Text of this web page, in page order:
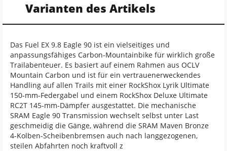
Varianten des Artikels
Das Fuel EX 9.8 Eagle 90 ist ein vielseitiges und
anpassungsfähiges Carbon-Mountainbike für wirklich große
Trailabenteuer. Es basiert auf einem Rahmen aus OCLV
Mountain Carbon und ist für ein vertrauenerweckendes
Handling auf allen Trails mit einer RockShox Lyrik Ultimate
150-mm-Federgabel und einem RockShox Deluxe Ultimate
RC2T 145-mm-Dämpfer ausgestattet. Die mechanische
SRAM Eagle 90 Transmission wechselt selbst unter Last
geschmeidig die Gänge, während die SRAM Maven Bronze
4-Kolben-Scheibenbremsen auch nach langgezogenen,
steilen Abfahrten noch kraftvoll z